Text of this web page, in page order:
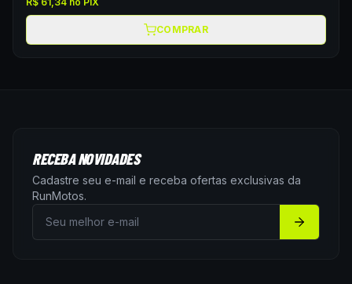
COMPRAR
RECEBA NOVIDADES
Cadastre seu e-mail e receba ofertas exclusivas da
RunMotos.